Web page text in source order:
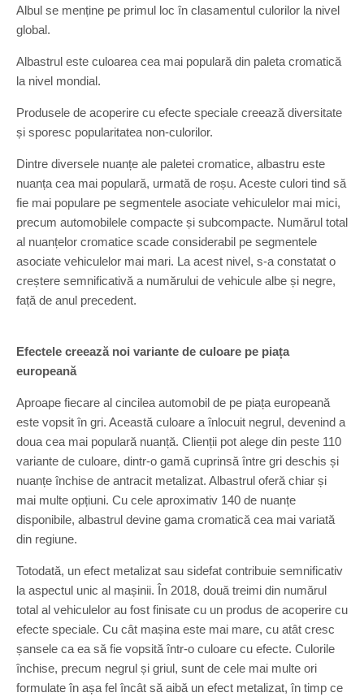
Albul se menține pe primul loc în clasamentul culorilor la nivel
global.
Albastrul este culoarea cea mai populară din paleta cromatică
la nivel mondial.
Produsele de acoperire cu efecte speciale creează diversitate
și sporesc popularitatea non-culorilor.
Dintre diversele nuanțe ale paletei cromatice, albastru este
nuanța cea mai populară, urmată de roșu. Aceste culori tind să
fie mai populare pe segmentele asociate vehiculelor mai mici,
precum automobilele compacte și subcompacte. Numărul total
al nuanțelor cromatice scade considerabil pe segmentele
asociate vehiculelor mai mari. La acest nivel, s-a constatat o
creștere semnificativă a numărului de vehicule albe și negre,
față de anul precedent.
Efectele creează noi variante de culoare pe piața
europeană
Aproape fiecare al cincilea automobil de pe piața europeană
este vopsit în gri. Această culoare a înlocuit negrul, devenind a
doua cea mai populară nuanță. Clienții pot alege din peste 110
variante de culoare, dintr-o gamă cuprinsă între gri deschis și
nuanțe închise de antracit metalizat. Albastrul oferă chiar și
mai multe opțiuni. Cu cele aproximativ 140 de nuanțe
disponibile, albastrul devine gama cromatică cea mai variată
din regiune.
Totodată, un efect metalizat sau sidefat contribuie semnificativ
la aspectul unic al mașinii. În 2018, două treimi din numărul
total al vehiculelor au fost finisate cu un produs de acoperire cu
efecte speciale. Cu cât mașina este mai mare, cu atât cresc
șansele ca ea să fie vopsită într-o culoare cu efecte. Culorile
închise, precum negrul și griul, sunt de cele mai multe ori
formulate în așa fel încât să aibă un efect metalizat, în timp ce